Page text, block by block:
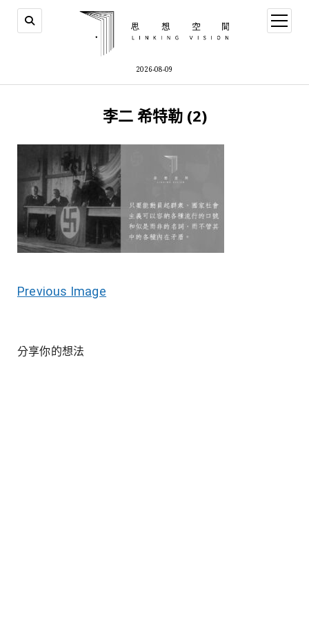
2026-08-09
open
menu
李二 希特勒 (2)
Previous Image
分享你的想法